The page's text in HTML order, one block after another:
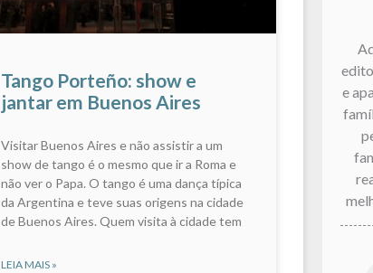
Tango Porteño: show e
jantar em Buenos Aires
Visitar Buenos Aires e não assistir a um
show de tango é o mesmo que ir a Roma e
não ver o Papa. O tango é uma dança típica
da Argentina e teve suas origens na cidade
de Buenos Aires. Quem visita à cidade tem
LEIA MAIS »
e